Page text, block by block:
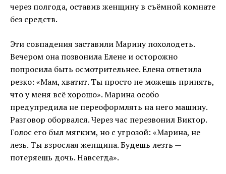
через полгода, оставив женщину в съёмной комнате
без средств.
Эти совпадения заставили Марину похолодеть.
Вечером она позвонила Елене и осторожно
попросила быть осмотрительнее. Елена ответила
резко: «Мам, хватит. Ты просто не можешь принять,
что у меня всё хорошо». Марина особо
предупредила не переоформлять на него машину.
Разговор оборвался. Через час перезвонил Виктор.
Голос его был мягким, но с угрозой: «Марина, не
лезь. Ты взрослая женщина. Будешь лезть —
потеряешь дочь. Навсегда».